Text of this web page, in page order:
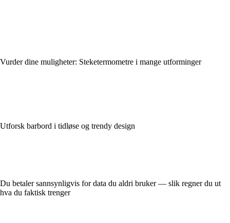
Vurder dine muligheter: Steketermometre i mange utforminger
Utforsk barbord i tidløse og trendy design
Du betaler sannsynligvis for data du aldri bruker — slik regner du ut
hva du faktisk trenger